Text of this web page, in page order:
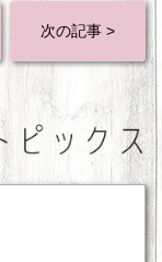
次の記事 >